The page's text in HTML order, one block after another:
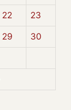
22 23
29 30